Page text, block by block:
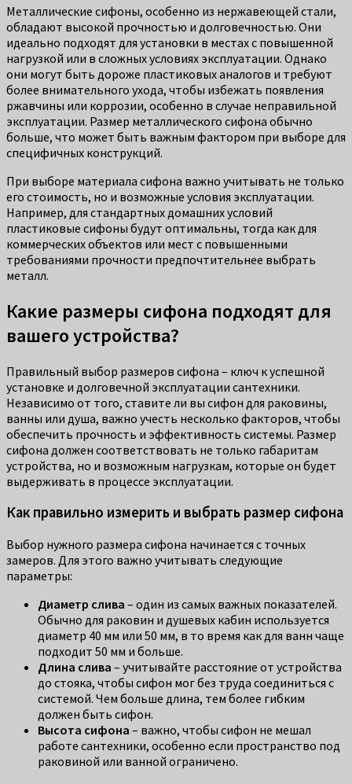
Металлические сифоны, особенно из нержавеющей стали,
обладают высокой прочностью и долговечностью. Они
идеально подходят для установки в местах с повышенной
нагрузкой или в сложных условиях эксплуатации. Однако
они могут быть дороже пластиковых аналогов и требуют
более внимательного ухода, чтобы избежать появления
ржавчины или коррозии, особенно в случае неправильной
эксплуатации. Размер металлического сифона обычно
больше, что может быть важным фактором при выборе для
специфичных конструкций.
При выборе материала сифона важно учитывать не только
его стоимость, но и возможные условия эксплуатации.
Например, для стандартных домашних условий
пластиковые сифоны будут оптимальны, тогда как для
коммерческих объектов или мест с повышенными
требованиями прочности предпочтительнее выбрать
металл.
Какие размеры сифона подходят для
вашего устройства?
Правильный выбор размеров сифона – ключ к успешной
установке и долговечной эксплуатации сантехники.
Независимо от того, ставите ли вы сифон для раковины,
ванны или душа, важно учесть несколько факторов, чтобы
обеспечить прочность и эффективность системы. Размер
сифона должен соответствовать не только габаритам
устройства, но и возможным нагрузкам, которые он будет
выдерживать в процессе эксплуатации.
Как правильно измерить и выбрать размер сифона
Выбор нужного размера сифона начинается с точных
замеров. Для этого важно учитывать следующие
параметры:
Диаметр слива – один из самых важных показателей.
Обычно для раковин и душевых кабин используется
диаметр 40 мм или 50 мм, в то время как для ванн чаще
подходит 50 мм и больше.
Длина слива – учитывайте расстояние от устройства
до стояка, чтобы сифон мог без труда соединиться с
системой. Чем больше длина, тем более гибким
должен быть сифон.
Высота сифона – важно, чтобы сифон не мешал
работе сантехники, особенно если пространство под
раковиной или ванной ограничено.